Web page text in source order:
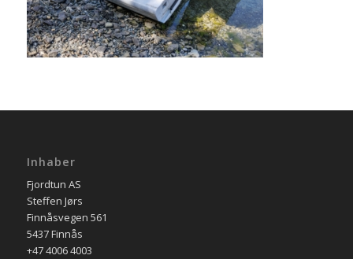
Inhaber
Fjordtun AS
Steffen Jørs
Finnåsvegen 561
5437 Finnås
+47 4006 4003